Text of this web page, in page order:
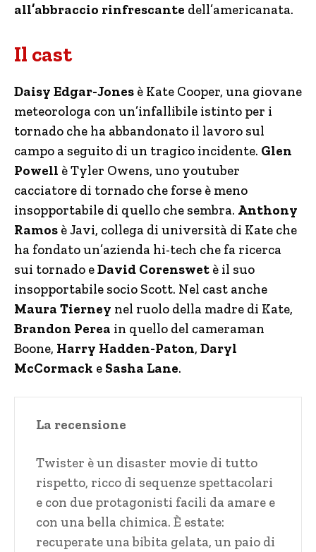
all’abbraccio rinfrescante dell’americanata.
Il cast
Daisy Edgar-Jones è Kate Cooper, una giovane
meteorologa con un’infallibile istinto per i
tornado che ha abbandonato il lavoro sul
campo a seguito di un tragico incidente. Glen
Powell èTyler Owens, uno youtuber
cacciatore di tornado che forse è meno
insopportabile di quello che sembra. Anthony
Ramos èJavi, collega di università di Kate che
ha fondato un’azienda hi-tech che fa ricerca
sui tornado eDavid Corenswet è il suo
insopportabile socio Scott. Nel cast anche
Maura Tierney nel ruolo della madre di Kate,
Brandon Perea in quello del cameraman
Boone, Harry Hadden-Paton, Daryl
McCormack e Sasha Lane.
La recensione
Twister è un disaster movie di tutto
rispetto, ricco di sequenze spettacolari
e con due protagonisti facili da amare e
con una bella chimica. È estate:
recuperate una bibita gelata, un paio di